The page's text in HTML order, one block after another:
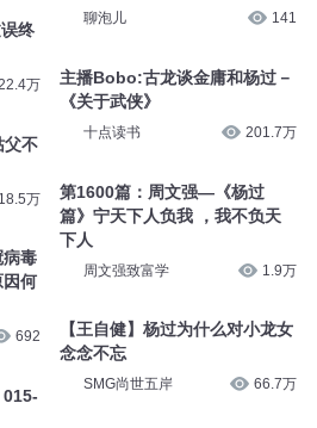
终
万
父不
18.5万
毒
何
692
015-
聊泡儿 141
主播Bobo:古龙谈金庸和杨过－
《关于武侠》
十点读书 201.7万
第1600篇：周文强—《杨过
篇》宁天下人负我 ，我不负天
下人
周文强致富学 1.9万
【王自健】杨过为什么对小龙女
念念不忘
SMG尚世五岸 66.7万